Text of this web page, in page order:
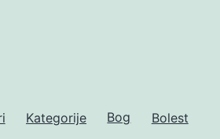
Kategorije Bog Bolest